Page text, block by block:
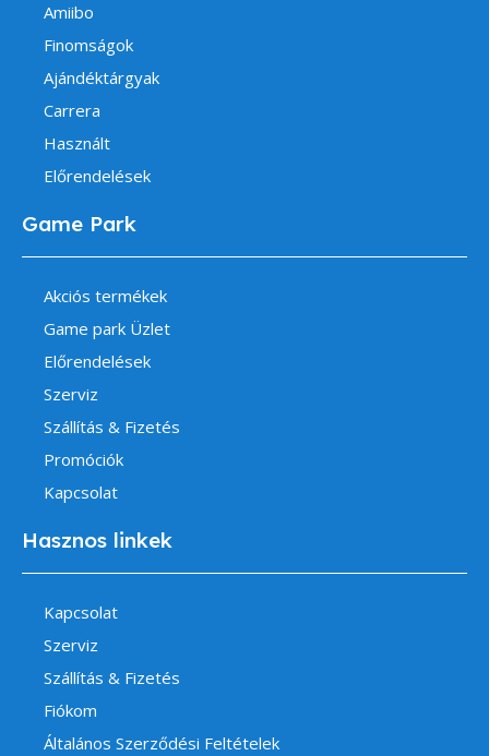
Amiibo
Finomságok
Ajándéktárgyak
Carrera
Használt
Előrendelések
Game Park
Akciós termékek
Game park Üzlet
Előrendelések
Szerviz
Szállítás & Fizetés
Promóciók
Kapcsolat
Hasznos linkek
Kapcsolat
Szerviz
Szállítás & Fizetés
Fiókom
Általános Szerződési Feltételek